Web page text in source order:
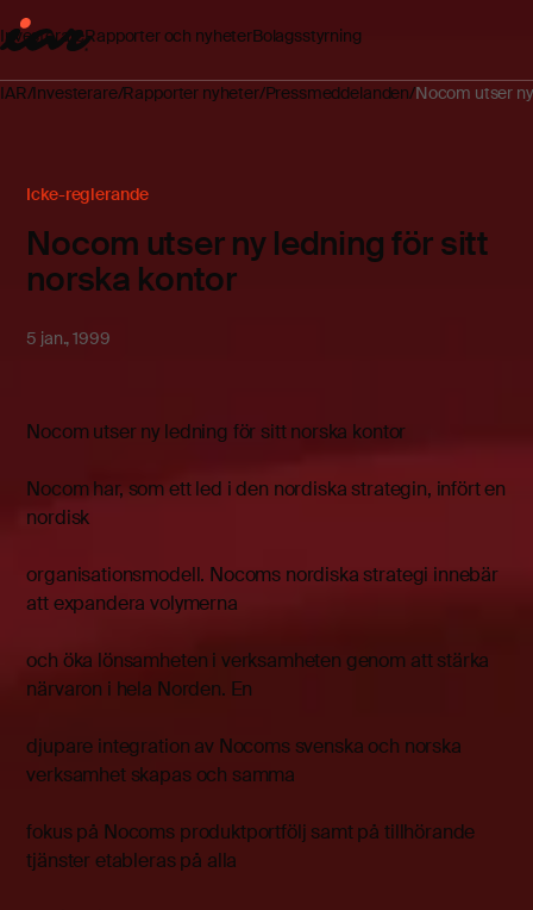
InvesterareRapporter och nyheterBolagsstyrning
IAR Investerare Rapporter nyheter Pressmeddelanden Nocom utser
Icke-reglerande
Nocom utser ny ledning för sitt
norska kontor
5 jan., 1999
Nocom utser ny ledning för sitt norska kontor
Nocom har, som ett led i den nordiska strategin, infört en
nordisk
organisationsmodell. Nocoms nordiska strategi innebär
att expandera volymerna
och öka lönsamheten i verksamheten genom att stärka
närvaron i hela Norden. En
djupare integration av Nocoms svenska och norska
verksamhet skapas och samma
fokus på Nocoms produktportfölj samt på tillhörande
tjänster etableras på alla